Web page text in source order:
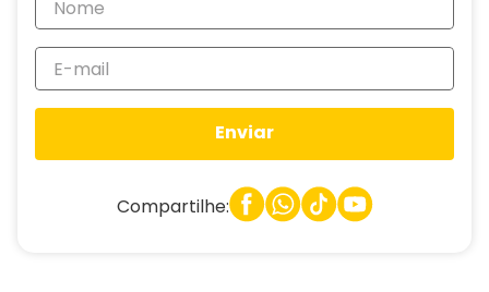
Enviar
Compartilhe: